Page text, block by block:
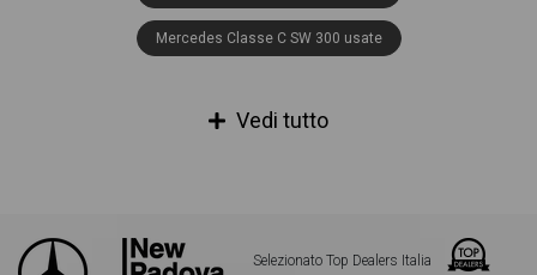
Mercedes Classe C SW 300 usate
Mercedes Classe C SW 180 d (BT) Business auto usate
Vedi tutto
Selezionato Top Dealers Italia